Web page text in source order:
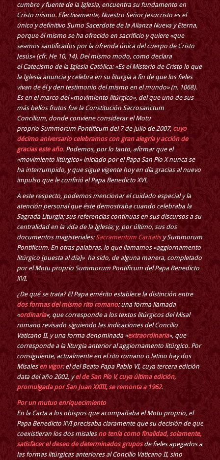
cumbre y fuente de la Iglesia, encuentra su fundamento en
Cristo mismo. Efectivamente, Nuestro Señor Jesucristo es el
único y definitivo Sumo Sacerdote de la Alianza Nueva y Eterna,
porque él mismo se ha ofrecido en sacrificio y quiere «que
seamos santificados por la ofrenda única del cuerpo de Cristo
Jesús» (cfr. He 10, 14). Del mismo modo, como declara
el Catecismo de la Iglesia Católica: «Es el Misterio de Cristo lo que
la Iglesia anuncia y celebra en su liturgia a fin de que los fieles
vivan de él y den testimonio del mismo en el mundo» (n. 1068).
Es en el marco del «movimiento litúrgico», del que uno de sus
más bellos frutos fue la Constitución Sacrosanctum
Concilium, donde conviene considerar el Motu
proprio Summorum Pontificum del 7 de julio de 2007, cuyo
décimo aniversario celebramos con gran alegría y acción de
gracias este año. Podemos, por lo tanto, afirmar que el
«movimiento litúrgico» iniciado por el Papa San Pío X nunca se
ha interrumpido, y que sigue vigente hoy en día gracias al nuevo
impulso que le confirió el Papa Benedicto XVI.
A este respecto, podemos mencionar el cuidado especial y la
atención personal que éste demostraba cuando celebraba la
Sagrada Liturgia; sus referencias continuas en sus discursos a su
centralidad en la vida de la Iglesia; y, por último, sus dos
documentos magisteriales: Sacramentum Caritatisy Summorum
Pontificum. En otras palabras, lo que llamamos «aggiornamento
litúrgico [puesta al día]» ha sido, de alguna manera, completado
por el Motu proprio Summorum Pontificum del Papa Benedicto
XVI.
¿De qué se trata? El Papa emérito establece la distinción entre
dos formas del mismo rito romano: una forma llamada
«ordinaria«, que corresponde a los textos litúrgicos del Misal
romano revisado siguiendo las indicaciones del Concilio
Vaticano II, y una forma denominada «extraordinaria«, que
corresponde a la liturgia anterior al aggiornamento litúrgico. Por
consiguiente, actualmente en el rito romano o latino hay dos
Misales en vigor: el del Beato Papa Pablo VI, cuya tercera edición
data del año 2002, yel de San Pío V, cuya última edición,
promulgada por San Juan XXIII, se remonta a 1962.
Por un mutuo enriquecimiento
En la Carta a los obispos que acompañaba el Motu proprio, el
Papa Benedicto XVI precisaba claramente que su decisión de que
coexistieran los dos misales no tenía como finalidad, solamente,
satisfacer el deseo de determinados gruposde fieles apegados a
las formas litúrgicas anteriores al Concilio Vaticano II, sino